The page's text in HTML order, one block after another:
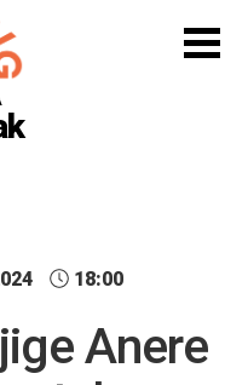
18:00
Anere